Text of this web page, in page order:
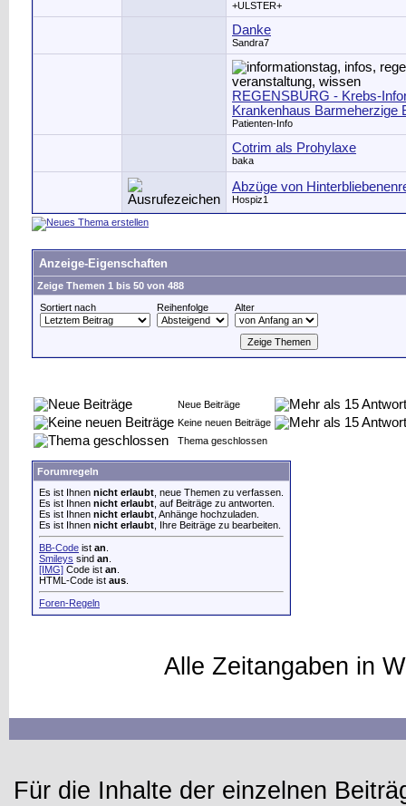
+ULSTER+
Danke
Sandra7
REGENSBURG - Krebs-
Krankenhaus Barmeherzige
Patienten-Info
Cotrim als Prohylaxe
baka
Abzüge von
Hospiz1
Anzeige-Eigenschaften
Zeige Themen 1 bis 50 von 488
Sortiert nach
Reihenfolge Alter
Neue Beiträge
Keine neuen Beiträge
Thema geschlossen
Forumregeln
Es ist Ihnen nicht erlaubt , neue Themen zu verfassen.
Es ist Ihnen nicht erlaubt , auf Beiträge zu antworten.
Es ist Ihnen nicht erlaubt , Anhänge hochzuladen.
Es ist Ihnen nicht erlaubt , Ihre Beiträge zu bearbeiten.
BB-Code ist an
Smileys sind an
[IMG] Code ist an
HTML-Code ist aus
Foren-Regeln
Alle Zeitangaben in
Für die Inhalte der einzelnen